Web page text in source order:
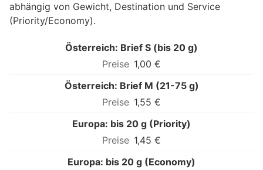
abhängig von Gewicht, Destination und Service
(Priority/Economy).
Österreich: Brief S (bis 20 g)
1,00 €
Österreich: Brief M (21-75 g)
1,55 €
Europa: bis 20 g (Priority)
1,45 €
Europa: bis 20 g (Economy)